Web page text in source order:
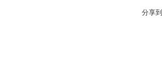
分享到